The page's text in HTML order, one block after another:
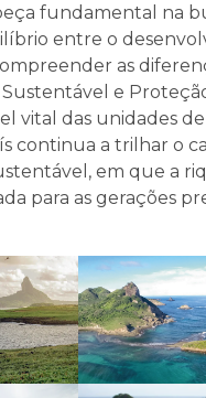
fundamental na
entre o
as
Sustentável e
vital das unidades de
continua a trilhar o
em que a
para as gerações